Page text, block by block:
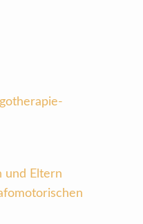
und Eltern